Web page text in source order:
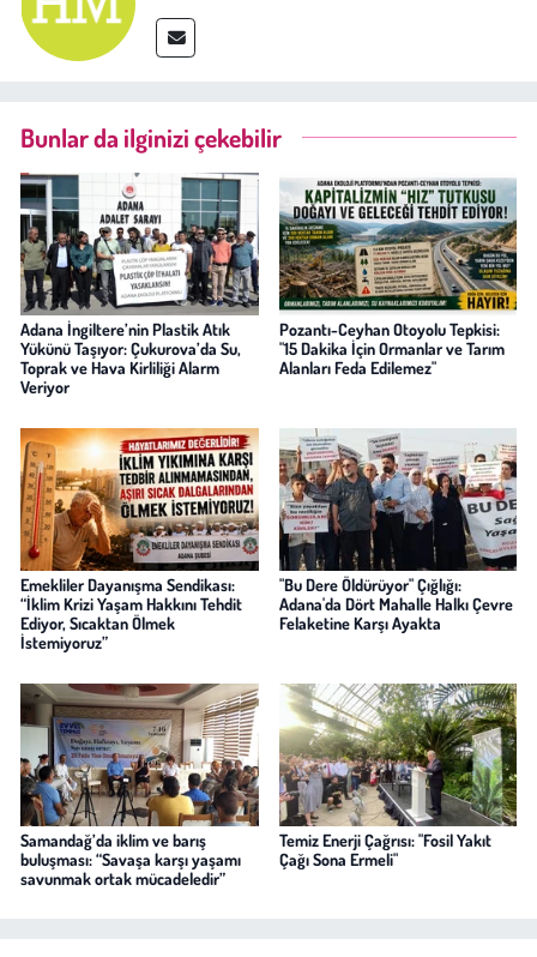
Bunlar da ilginizi çekebilir
Adana İngiltere’nin Plastik Atık
Yükünü Taşıyor: Çukurova’da Su,
Toprak ve Hava Kirliliği Alarm
Veriyor
Pozantı-Ceyhan Otoyolu Tepkisi:
"15 Dakika İçin Ormanlar ve Tarım
Alanları Feda Edilemez"
Emekliler Dayanışma Sendikası:
“İklim Krizi Yaşam Hakkını Tehdit
Ediyor, Sıcaktan Ölmek
İstemiyoruz”
"Bu Dere Öldürüyor" Çığlığı:
Adana'da Dört Mahalle Halkı Çevre
Felaketine Karşı Ayakta
Samandağ’da iklim ve barış
buluşması: “Savaşa karşı yaşamı
savunmak ortak mücadeledir”
Temiz Enerji Çağrısı: "Fosil Yakıt
Çağı Sona Ermeli"